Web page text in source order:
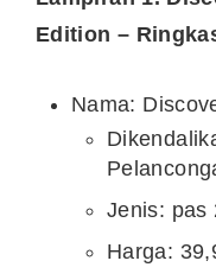
Edition –
Nama:
Jenis: pas
Harga: